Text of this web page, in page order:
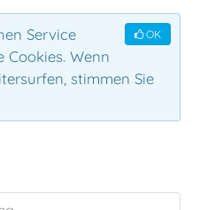
OK
Service
Cookies. Wenn
stimmen Sie